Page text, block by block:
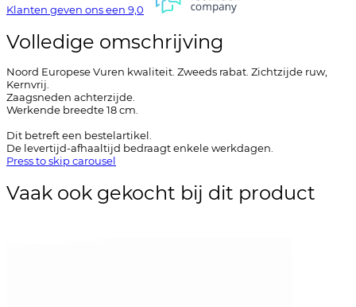
Klanten geven ons een 9,0
Volledige omschrijving
Noord Europese Vuren kwaliteit. Zweeds rabat. Zichtzijde ruw,
Kernvrij.
Zaagsneden achterzijde.
Werkende breedte 18 cm.
Dit betreft een bestelartikel.
De levertijd-afhaaltijd bedraagt enkele werkdagen.
Press to skip carousel
Vaak ook gekocht bij dit product